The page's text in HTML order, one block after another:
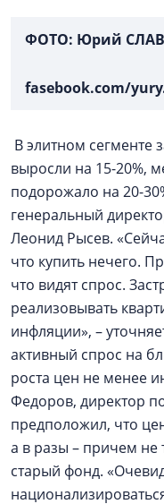
ФОТО: Юрий
fasebook.com/
В элитном сегменте
выросли на 15-20%,
подорожало на 20-
генеральный
Леонид Рысев.
что купить нечего.
что видят спрос.
реализовывать
инфляции», –
активный спрос на
роста цен не менее
Федоров, директор
предположил, что
а в разы – причем не
старый фонд.